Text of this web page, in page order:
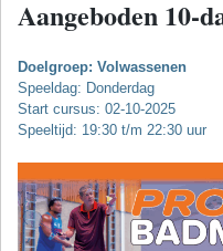
Aangeboden 10-
Doelgroep: Volwassenen
Speeldag: Donderdag
Start cursus: 02-10-2025
Speeltijd: 19:30 t/m 22:30 uur